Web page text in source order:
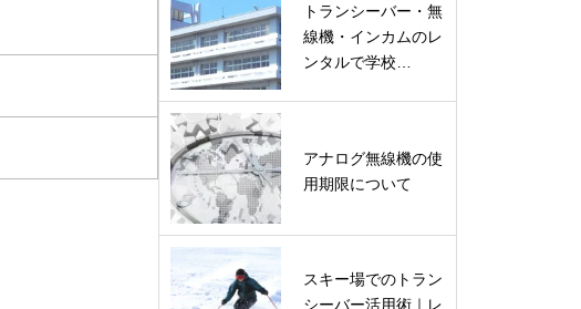
トランシーバー・無
線機・インカムのレ
ンタルで学校…
アナログ無線機の使
用期限について
スキー場でのトラン
シーバー活用術｜レ